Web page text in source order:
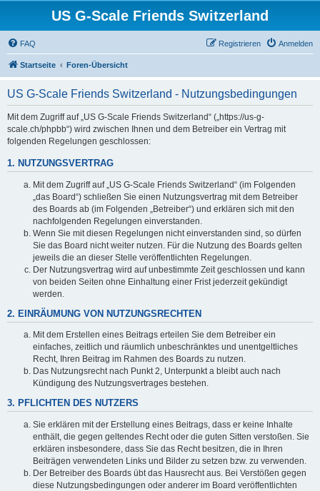
US G-Scale Friends Switzerland
FAQ Anmelden
Registrieren
Startseite Foren-Übersicht
US G-Scale Friends Switzerland - Nutzungsbedingungen
Mit dem Zugriff auf „US G-Scale Friends Switzerland“ („https://us-g-
scale.ch/phpbb“) wird zwischen Ihnen und dem Betreiber ein Vertrag mit
folgenden Regelungen geschlossen:
1. NUTZUNGSVERTRAG
Mit dem Zugriff auf „US G-Scale Friends Switzerland“ (im Folgenden
„das Board“) schließen Sie einen Nutzungsvertrag mit dem Betreiber
des Boards ab (im Folgenden „Betreiber“) und erklären sich mit den
nachfolgenden Regelungen einverstanden.
Wenn Sie mit diesen Regelungen nicht einverstanden sind, so dürfen
Sie das Board nicht weiter nutzen. Für die Nutzung des Boards gelten
jeweils die an dieser Stelle veröffentlichten Regelungen.
Der Nutzungsvertrag wird auf unbestimmte Zeit geschlossen und kann
von beiden Seiten ohne Einhaltung einer Frist jederzeit gekündigt
werden.
2. EINRÄUMUNG VON NUTZUNGSRECHTEN
Mit dem Erstellen eines Beitrags erteilen Sie dem Betreiber ein
einfaches, zeitlich und räumlich unbeschränktes und unentgeltliches
Recht, Ihren Beitrag im Rahmen des Boards zu nutzen.
Das Nutzungsrecht nach Punkt 2, Unterpunkt a bleibt auch nach
Kündigung des Nutzungsvertrages bestehen.
3. PFLICHTEN DES NUTZERS
Sie erklären mit der Erstellung eines Beitrags, dass er keine Inhalte
enthält, die gegen geltendes Recht oder die guten Sitten verstoßen. Sie
erklären insbesondere, dass Sie das Recht besitzen, die in Ihren
Beiträgen verwendeten Links und Bilder zu setzen bzw. zu verwenden.
Der Betreiber des Boards übt das Hausrecht aus. Bei Verstößen gegen
diese Nutzungsbedingungen oder anderer im Board veröffentlichten